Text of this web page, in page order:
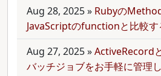
Aug 28, 2025» Rubyの
JavaScriptのfunctionと比較す
Aug 27, 2025»ActiveRecord
バッチジョブをお手軽に管理